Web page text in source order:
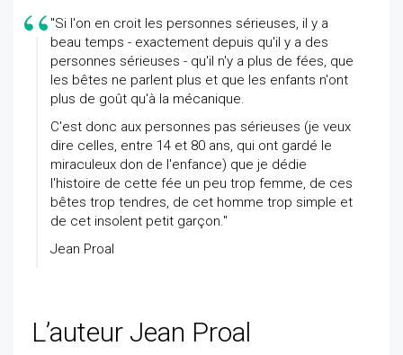
"Si l'on en croit les personnes sérieuses, il y a
beau temps - exactement depuis qu'il y a des
personnes sérieuses - qu'il n'y a plus de fées, que
les bêtes ne parlent plus et que les enfants n'ont
plus de goût qu'à la mécanique.
C'est donc aux personnes pas sérieuses (je veux
dire celles, entre 14 et 80 ans, qui ont gardé le
miraculeux don de l'enfance) que je dédie
l'histoire de cette fée un peu trop femme, de ces
bêtes trop tendres, de cet homme trop simple et
de cet insolent petit garçon."
Jean Proal
L’auteur Jean Proal